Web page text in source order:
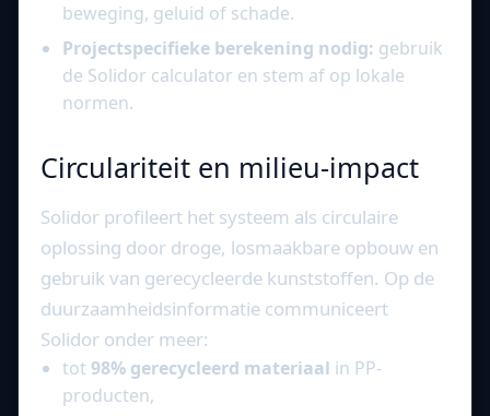
beweging, geluid of schade.
Projectspecifieke berekening nodig: gebruik
de Solidor calculator en stem af op lokale
normen.
Circulariteit en milieu-impact
Solidor profileert het systeem als circulaire
oplossing door droge, losmaakbare opbouw en
gebruik van gerecycleerde kunststoffen. Op de
duurzaamheidsinformatie communiceert
Solidor onder meer:
tot 98% gerecycleerd materiaal in PP-
producten,